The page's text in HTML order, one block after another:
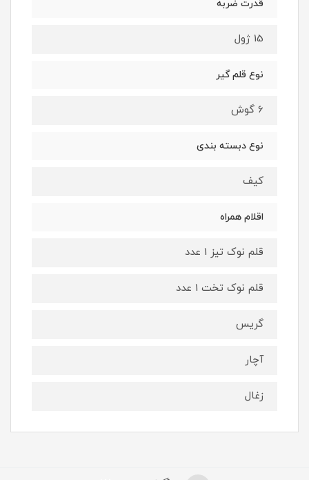
قدرت ضربه
15 ژول
نوع قلم گیر
6 گوش
نوع دبسته بندی
کیف
اقلام همراه
قلم نوک تیز 1 عدد
قلم نوک تخت 1 عدد
گریس
آچار
زغال